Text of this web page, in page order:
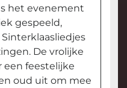
het evenement
gespeeld,
De vrolijke
een feestelijke
oud uit om mee